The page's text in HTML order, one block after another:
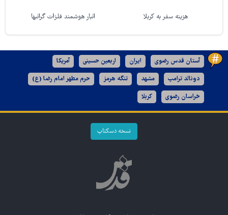
هزینه سفر به کربلا انبار هوشمند فلزات گرانبها
آستان قدس رضوی ایران اربعین حسینی آمریکا
دونالد ترامپ مشهد تنگه هرمز حرم مطهر امام رضا (ع)
خراسان رضوی کربلا
نسخه دسکتاپ